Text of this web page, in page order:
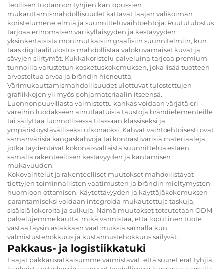
Teollisen tuotannon tyhjien kantopussien
mukauttamismahdollisuudet kattavat laajan valikoiman
koristelumenetelmiä ja suunnitteluvaihtoehtoja. Ruututulostus
tarjoaa erinomaisen värikylläisyyden ja kestävyyden
yksinkertaisista monimutkaisiin graafisiin suunnitelmiin, kun
taas digitaalitulostus mahdollistaa valokuvamaiset kuvat ja
sävyjen siirtymät. Kukkakoristelu palveluina tarjoaa premium-
tunnoilla varustetun kosketuskokemuksen, joka lisää tuotteen
arvosteltua arvoa ja brändin hienoutta.
Värimukauttamismahdollisuudet ulottuvat tulostettujen
grafiikkojen yli myös pohjamateriaalin itseensä.
Luonnonpuuvillasta valmistettu kankas voidaan värjätä eri
väreihin luodakseen ainutlaatuisia taustoja brändielementeille
tai säilyttää luonnollisessa tilassaan klassiseksi ja
ympäristöystävälliseksi ulkonäöksi. Kahvat vaihtoehtoisesti ovat
samanvärisiä kangaskahvoja tai kontrastivärisiä materiaaleja,
jotka täydentävät kokonaisvaltaista suunnittelua estäen
samalla rakenteellisen kestävyyden ja kantamisen
mukavuuden.
Kokovaihtelut ja rakenteelliset muutokset mahdollistavat
tiettyjen toiminnallisten vaatimusten ja brändin mieltymysten
huomioon ottamisen. Käytettävyyden ja käyttäjäkokemuksen
parantamiseksi voidaan integroida mukautettuja taskuja,
sisäisiä lokeroita ja sulkuja. Nämä muutokset toteutetaan ODM-
palvelujemme kautta, mikä varmistaa, että lopullinen tuote
vastaa täysin asiakkaan vaatimuksia samalla kun
valmistustehokkuus ja kustannustehokkuus säilyvät.
Pakkaus- ja logistiikkatuki
Laajat pakkausratkaisumme varmistavat, että suuret erät tyhjiä